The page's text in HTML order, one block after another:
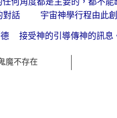
對話 宇宙神學行程由此創
接受神的引導傳神的訊息
魔不存在